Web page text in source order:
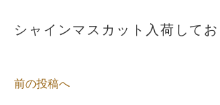
シャインマスカット入荷して
前の投稿へ